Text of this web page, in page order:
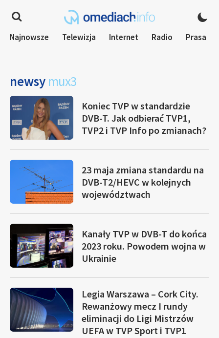
Najnowsze Telewizja Internet Radio Prasa
newsy mux3
Koniec TVP w standardzie
DVB-T. Jak odbierać TVP1,
TVP2 i TVP Info po zmianach?
23 maja zmiana standardu na
DVB-T2/HEVC w kolejnych
województwach
Kanały TVP w DVB-T do końca
2023 roku. Powodem wojna w
Ukrainie
Legia Warszawa – Cork City.
Rewanżowy mecz I rundy
eliminacji do Ligi Mistrzów
UEFA w TVP Sport i TVP1